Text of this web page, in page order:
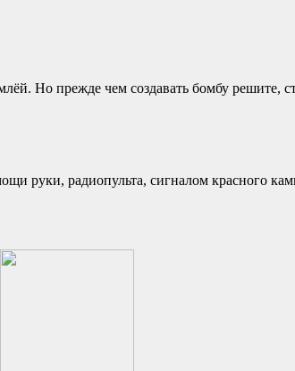
Но прежде чем создавать бомбу решите,
руки, радиопульта, сигналом красного